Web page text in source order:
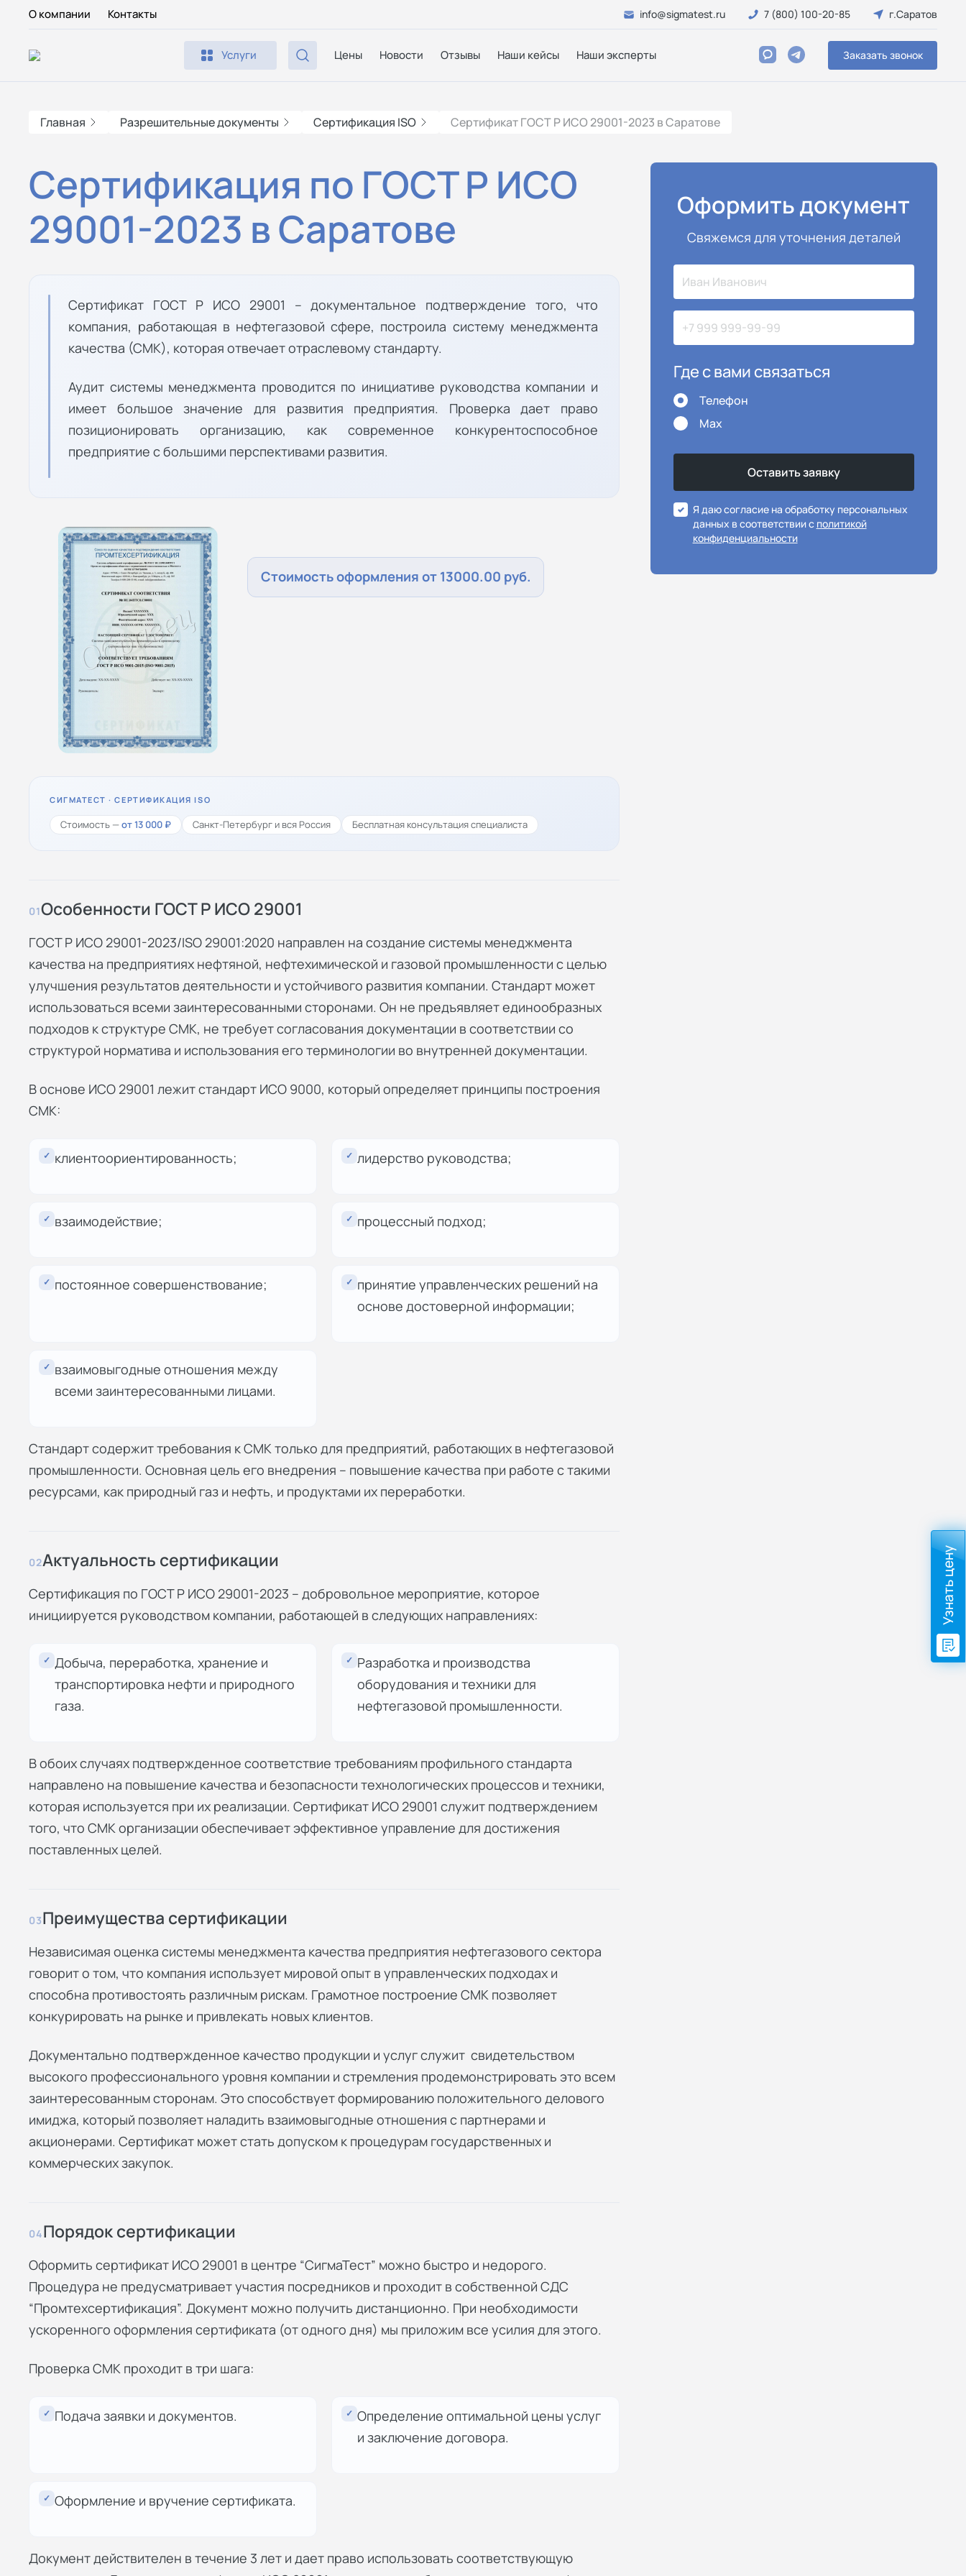
О компании Контакты info@sigmatest.ru 7 (800) 100-20-85 г.Саратов
Услуги Цены Новости Отзывы Наши кейсы Наши эксперты Заказать звонок
Главная Разрешительные документы Сертификация ISO Сертификат ГОСТ Р ИСО 29001-2023 в Саратове
Сертификация по ГОСТ Р ИСО
29001-2023 в Саратове
Сертификат ГОСТ Р ИСО 29001 – документальное подтверждение того, что
компания, работающая в нефтегазовой сфере, построила систему менеджмента
качества (СМК), которая отвечает отраслевому стандарту.
Аудит системы менеджмента проводится по инициативе руководства компании и
имеет большое значение для развития предприятия. Проверка дает право
позиционировать организацию, как современное конкурентоспособное
предприятие с большими перспективами развития.
Стоимость оформления от 13000.00 руб.
СИГМАТЕСТ · СЕРТИФИКАЦИЯ ISO
Стоимость —от 13 000 ₽ Санкт-Петербург и вся Россия Бесплатная консультация специалиста
01Особенности ГОСТ Р ИСО 29001
ГОСТ Р ИСО 29001-2023/ISO 29001:2020 направлен на создание системы менеджмента
качества на предприятиях нефтяной, нефтехимической и газовой промышленности с целью
улучшения результатов деятельности и устойчивого развития компании. Стандарт может
использоваться всеми заинтересованными сторонами. Он не предъявляет единообразных
подходов к структуре СМК, не требует согласования документации в соответствии со
структурой норматива и использования его терминологии во внутренней документации.
В основе ИСО 29001 лежит стандарт ИСО 9000, который определяет принципы построения
СМК:
✓ клиентоориентированность; ✓ лидерство руководства;
✓ взаимодействие; ✓ процессный подход;
✓ постоянное совершенствование; ✓ принятие управленческих решений на
основе достоверной информации;
✓ взаимовыгодные отношения между
всеми заинтересованными лицами.
Стандарт содержит требования к СМК только для предприятий, работающих в нефтегазовой
промышленности. Основная цель его внедрения – повышение качества при работе с такими
ресурсами, как природный газ и нефть, и продуктами их переработки.
02Актуальность сертификации
Сертификация по ГОСТ Р ИСО 29001-2023 – добровольное мероприятие, которое
инициируется руководством компании, работающей в следующих направлениях:
✓ Добыча, переработка, хранение и
транспортировка нефти и природного
газа.
✓ Разработка и производства
оборудования и техники для
нефтегазовой промышленности.
В обоих случаях подтвержденное соответствие требованиям профильного стандарта
направлено на повышение качества и безопасности технологических процессов и техники,
которая используется при их реализации. Сертификат ИСО 29001 служит подтверждением
того, что СМК организации обеспечивает эффективное управление для достижения
поставленных целей.
03Преимущества сертификации
Независимая оценка системы менеджмента качества предприятия нефтегазового сектора
говорит о том, что компания использует мировой опыт в управленческих подходах и
способна противостоять различным рискам. Грамотное построение СМК позволяет
конкурировать на рынке и привлекать новых клиентов.
Документально подтвержденное качество продукции и услуг служит свидетельством
высокого профессионального уровня компании и стремления продемонстрировать это всем
заинтересованным сторонам. Это способствует формированию положительного делового
имиджа, который позволяет наладить взаимовыгодные отношения с партнерами и
акционерами. Сертификат может стать допуском к процедурам государственных и
коммерческих закупок.
04Порядок сертификации
Оформить сертификат ИСО 29001 в центре “СигмаТест” можно быстро и недорого.
Процедура не предусматривает участия посредников и проходит в собственной СДС
“Промтехсертификация”. Документ можно получить дистанционно. При необходимости
ускоренного оформления сертификата (от одного дня) мы приложим все усилия для этого.
Проверка СМК проходит в три шага:
✓ Подача заявки и документов. ✓ Определение оптимальной цены услуг
и заключение договора.
✓ Оформление и вручение сертификата.
Документ действителен в течение 3 лет и дает право использовать соответствующую
Оформить документ
Свяжемся для уточнения деталей
Где с вами связаться
Телефон
Max
Я даю согласие на обработку персональных
данных в соответствии с политикой
конфиденциальности
Узнать цену